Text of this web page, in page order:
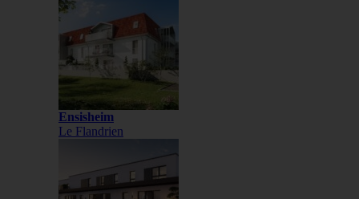
Ensisheim
Le Flandrien